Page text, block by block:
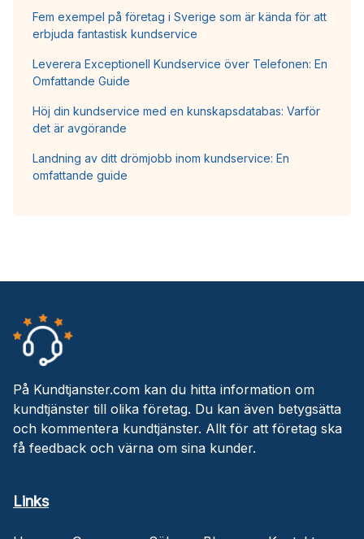
Fem exempel på företag i Sverige som är kända för att
erbjuda fantastisk kundservice
Leverera Exceptionell Kundservice över Telefonen: En
Omfattande Guide
Höj din kundservice med en kunskapsdatabas: Varför
det är avgörande
Landning av ditt drömjobb inom kundservice: En
omfattande guide
På Kundtjanster.com kan du hitta information om
kundtjänster till olika företag. Du kan även betygsätta
och kommentera kundtjänster. Allt för att företag ska
få feedback och värna om sina kunder.
Links